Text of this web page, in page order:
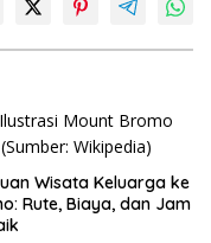
Wisata Keluarga ke
Rute, Biaya, dan Jam